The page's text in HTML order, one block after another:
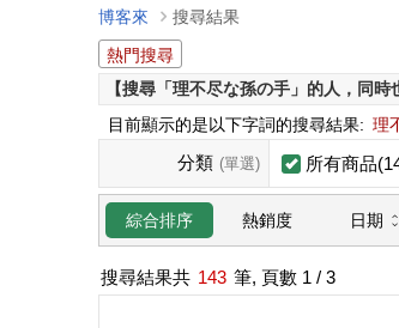
博客來
搜尋結果
熱門搜尋
【搜尋「理不尽な孫の手」的人，同時
目前顯示的是以下字詞的搜尋結果: 理
分類 (單選) 所有商品
綜合排序 熱銷度 日期
搜尋結果共 143 筆, 頁數 1 / 3